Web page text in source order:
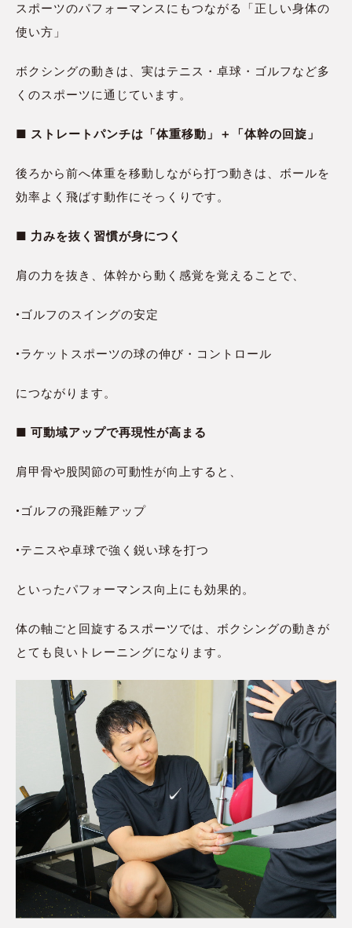
スポーツのパフォーマンスにもつながる「正しい身体の
使い方」
ボクシングの動きは、実はテニス・卓球・ゴルフなど多
くのスポーツに通じています。
■ ストレートパンチは「体重移動」＋「体幹の回旋」
後ろから前へ体重を移動しながら打つ動きは、ボールを
効率よく飛ばす動作にそっくりです。
■ 力みを抜く習慣が身につく
肩の力を抜き、体幹から動く感覚を覚えることで、
•ゴルフのスイングの安定
•ラケットスポーツの球の伸び・コントロール
につながります。
■ 可動域アップで再現性が高まる
肩甲骨や股関節の可動性が向上すると、
•ゴルフの飛距離アップ
•テニスや卓球で強く鋭い球を打つ
といったパフォーマンス向上にも効果的。
体の軸ごと回旋するスポーツでは、ボクシングの動きが
とても良いトレーニングになります。